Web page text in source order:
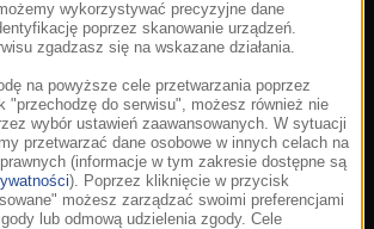
wykorzystywać precyzyjne dane
poprzez skanowanie urządzeń.
zgadzasz się na wskazane działania.
na powyższe cele przetwarzania poprzez
"przechodzę do serwisu", możesz również nie
wybór ustawień zaawansowanych. W sytuacji
przetwarzać dane osobowe w innych celach na
(informacje w tym zakresie dostępne są
). Poprzez kliknięcie w przycisk
możesz zarządzać swoimi preferencjami
lub odmową udzielenia zgody. Cele